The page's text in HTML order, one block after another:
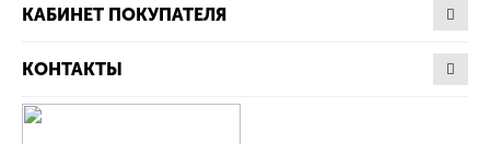
КАБИНЕТ ПОКУПАТЕЛЯ
КОНТАКТЫ